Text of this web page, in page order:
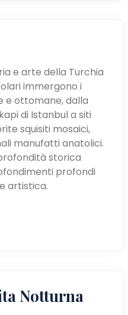
e arte della Turchia
immergono i
e ottomane, dalla
di Istanbul a siti
squisiti mosaici,
manufatti anatolici.
storica
profondi
artistica.
Notturna